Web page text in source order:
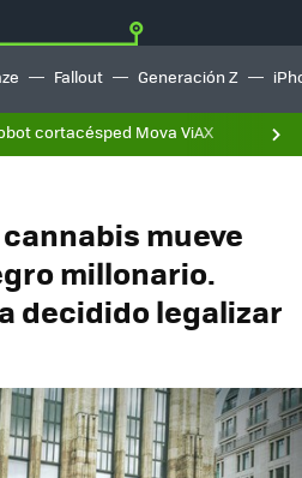
Fallout Generación Z
cortacésped Mova ViAX
mueve
millonario.
decidido legalizar